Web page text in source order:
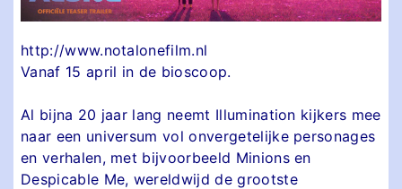
http://www.notalonefilm.nl
Vanaf 15 april in de bioscoop.
Al bijna 20 jaar lang neemt Illumination kijkers mee
naar een universum vol onvergetelijke personages
en verhalen, met bijvoorbeeld Minions en
Despicable Me, wereldwijd de grootste